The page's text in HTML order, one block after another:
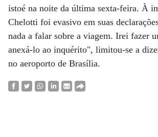
istoé na noite da última sexta-feira. À
Chelotti foi evasivo em suas
nada a falar sobre a viagem. Irei fazer
anexá-lo ao inquérito", limitou-se a
no aeroporto de Brasília.